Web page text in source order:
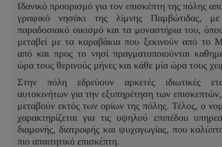
Ιδανικό προορισμό για τον επισκέπτη της πόλης
γραφικό νησάκι της λίμνης Παμβώτιδας,
παραδοσιακό οικισμό και τα μοναστήρια του,
μεταβεί με τα καραβάκια που ξεκινούν από το
από και προς το νησί πραγματοποιούνται
ώρα τους θερινούς μήνες και κάθε μία ώρα τους
Στην πόλη εδρεύουν αρκετές ιδιωτικές
αυτοκινήτων για την εξυπηρέτηση των
μεταβούν εκτός των ορίων της πόλης. Τέλος, ο
χαρακτηρίζεται για τις υψηλού επιπέδου
διαμονής, διατροφής και ψυχαγωγίας, που
πιο απαιτητικό επισκέπτη.